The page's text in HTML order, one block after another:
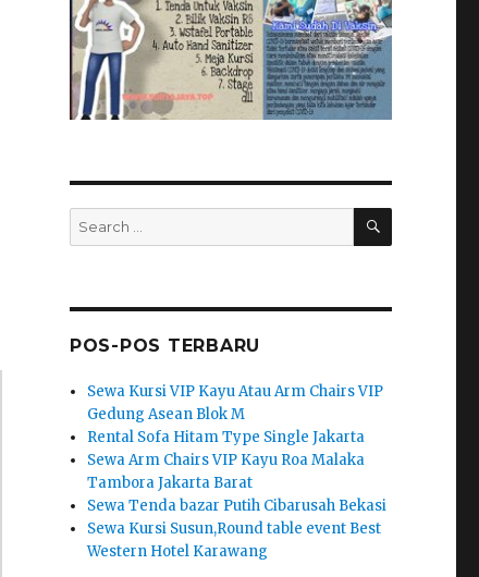
Search
for:
SEARCH
POS-POS TERBARU
Sewa Kursi VIP Kayu Atau Arm Chairs VIP
Gedung Asean Blok M
Rental Sofa Hitam Type Single Jakarta
Sewa Arm Chairs VIP Kayu Roa Malaka
Tambora Jakarta Barat
Sewa Tenda bazar Putih Cibarusah Bekasi
Sewa Kursi Susun,Round table event Best
Western Hotel Karawang